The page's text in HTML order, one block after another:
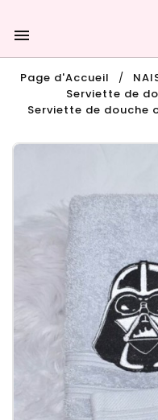

Page d'Accueil
Serviette de
Serviette de douche